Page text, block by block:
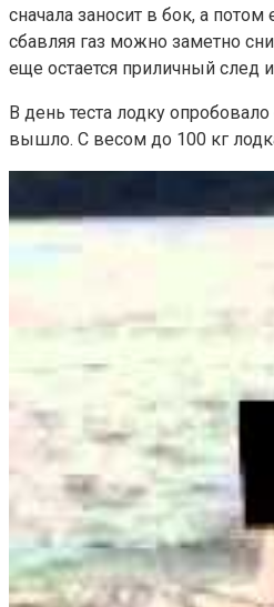
сначала заносит в бок, а
сбавляя газ можно заметно
еще остается приличный след
В день теста лодку
вышло. С весом до 100 кг